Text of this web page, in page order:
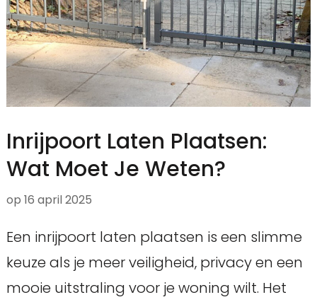
Inrijpoort Laten Plaatsen:
Wat Moet Je Weten?
op 16 april 2025
Een inrijpoort laten plaatsen is een slimme
keuze als je meer veiligheid, privacy en een
mooie uitstraling voor je woning wilt. Het